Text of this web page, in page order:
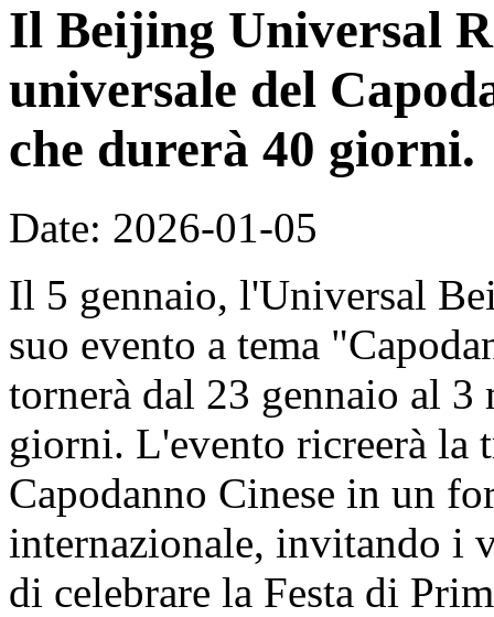
Il Beijing Universal
universale del
che durerà 40 giorni.
Date: 2026-01-05
Il 5 gennaio, l'Universal
suo evento a tema
tornerà dal 23 gennaio al 3
giorni. L'evento ricreerà la
Capodanno Cinese in un
internazionale, invitando i
di celebrare la Festa di